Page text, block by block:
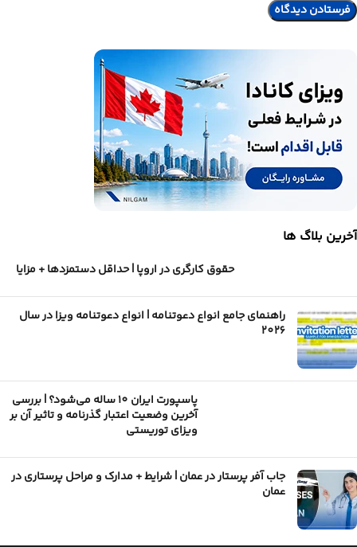
آخرین بلاگ ها
حقوق کارگری در اروپا | حداقل دستمزدها + مزایا
راهنمای جامع انواع دعوتنامه | انواع دعوتنامه ویزا در سال
2026
پاسپورت ایران 10 ساله می‌شود؟ | بررسی
آخرین وضعیت اعتبار گذرنامه و تاثیر آن بر
ویزای توریستی
جاب آفر پرستار در عمان | شرایط + مدارک و مراحل پرستاری در
عمان